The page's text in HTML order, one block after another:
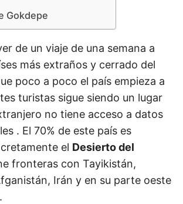
Gokdepe
de un viaje de una semana a
más extraños y cerrado del
poco a poco el país empieza a
turistas sigue siendo un lugar
no tiene acceso a datos
. El 70% de este país es
el Desierto del
fronteras con Tayikistán,
Irán y en su parte oeste